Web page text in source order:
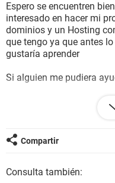
Espero se encuentren
interesado en hacer mi
dominios y un Hosting
que tengo ya que antes
gustaría aprender
Si alguien me pudiera
Compartir
Consulta también: